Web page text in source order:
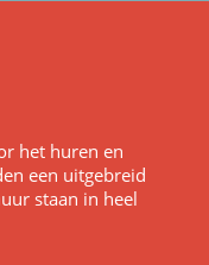
het huren en
een uitgebreid
staan in heel